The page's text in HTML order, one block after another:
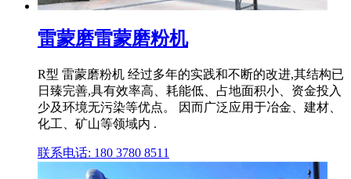
雷蒙磨雷蒙磨粉机
R型 雷蒙磨粉机 经过多年的实践和不断的改进,其结构已
日臻完善,具有效率高、耗能低、占地面积小、资金投入
少及环境无污染等优点。 因而广泛应用于冶金、建材、
化工、矿山等领域内 .
联系电话: 180 3780 8511